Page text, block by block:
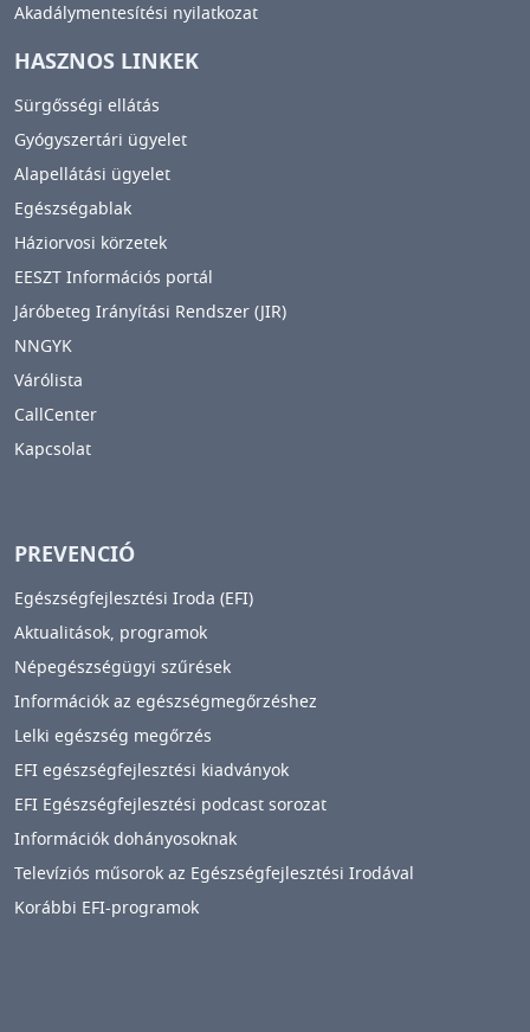
Akadálymentesítési nyilatkozat
HASZNOS LINKEK
Sürgősségi ellátás
Gyógyszertári ügyelet
Alapellátási ügyelet
Egészségablak
Háziorvosi körzetek
EESZT Információs portál
Járóbeteg Irányítási Rendszer (JIR)
NNGYK
Várólista
CallCenter
Kapcsolat
PREVENCIÓ
Egészségfejlesztési Iroda (EFI)
Aktualitások, programok
Népegészségügyi szűrések
Információk az egészségmegőrzéshez
Lelki egészség megőrzés
EFI egészségfejlesztési kiadványok
EFI Egészségfejlesztési podcast sorozat
Információk dohányosoknak
Televíziós műsorok az Egészségfejlesztési Irodával
Korábbi EFI-programok